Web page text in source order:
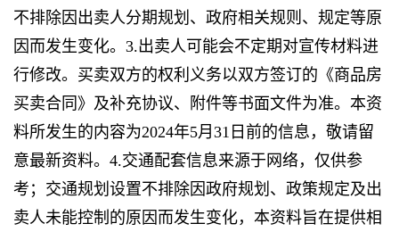
不排除因出卖人分期规划、政府相关规则、规定等原
因而发生变化。3.出卖人可能会不定期对宣传材料进
行修改。买卖双方的权利义务以双方签订的《商品房
买卖合同》及补充协议、附件等书面文件为准。本资
料所发生的内容为2024年5月31日前的信息，敬请留
意最新资料。4.交通配套信息来源于网络，仅供参
考；交通规划设置不排除因政府规划、政策规定及出
卖人未能控制的原因而发生变化，本资料旨在提供相